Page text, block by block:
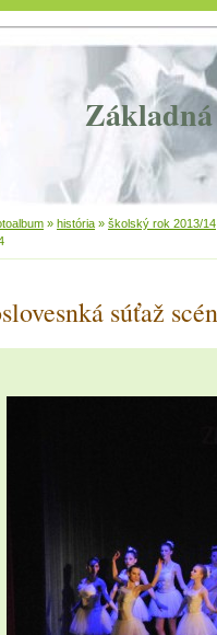
Základná
» história » školský rok 2013/14
súťaž